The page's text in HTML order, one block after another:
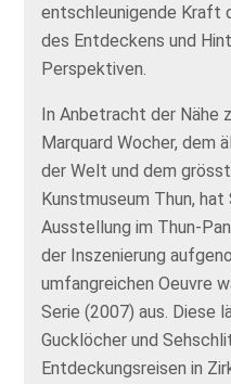
entschleunigende Kraft
des Entdeckens und
Perspektiven.
In Anbetracht der Nähe
Marquard Wocher, dem
der Welt und dem
Kunstmuseum Thun,
Ausstellung im Thun-
der Inszenierung
umfangreichen Oeuvre
Serie (2007) aus. Diese
Gucklöcher und
Entdeckungsreisen in